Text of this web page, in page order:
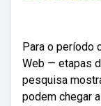
Para o período
Web — etapas
pesquisa
podem chegar